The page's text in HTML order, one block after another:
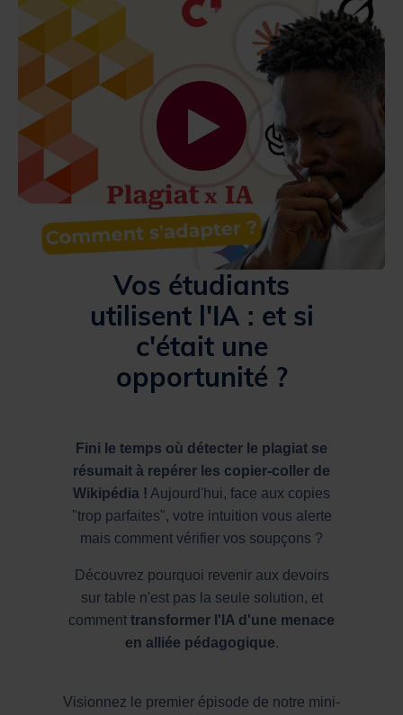
Vos étudiants
utilisent l'IA : et si
c'était une
opportunité ?
Fini le temps où détecter le plagiat se
résumait à repérer les copier-coller de
Wikipédia ! Aujourd'hui, face aux copies
"trop parfaites", votre intuition vous alerte
mais comment vérifier vos soupçons ?
Découvrez pourquoi revenir aux devoirs
sur table n'est pas la seule solution, et
comment transformer l'IA d'une menace
en alliée pédagogique.
Visionnez le premier épisode de notre mini-